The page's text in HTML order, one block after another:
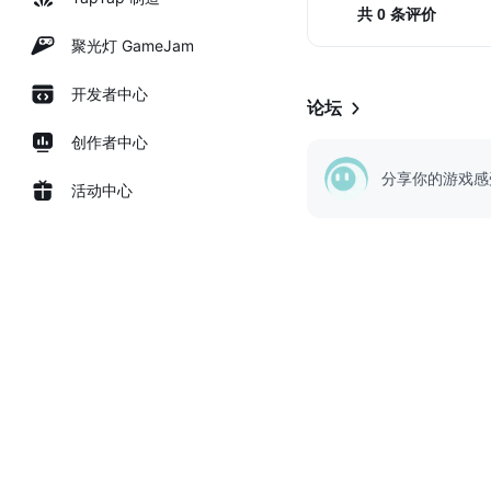
聚光灯 GameJam
开发者中心
创作者中心
活动中心
共 0 条评价
论坛
分享你的游戏